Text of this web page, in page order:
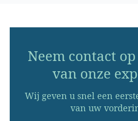
Neem contact
van onze
Wij geven u snel een
van uw